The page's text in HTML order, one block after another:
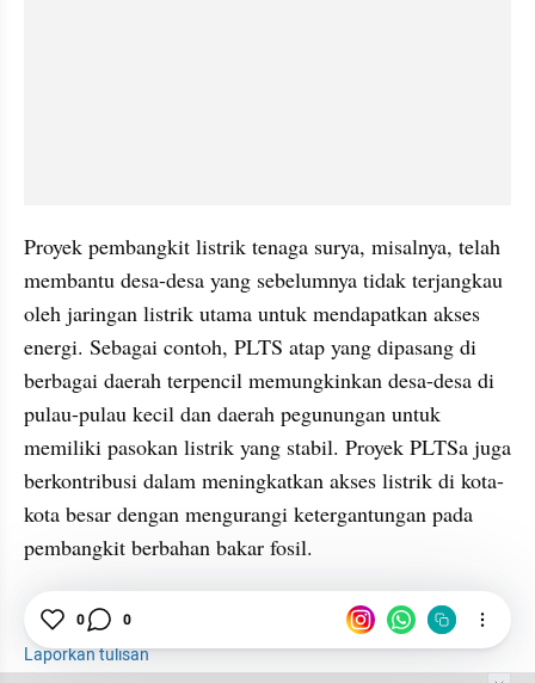
Proyek pembangkit listrik tenaga surya, misalnya, telah
membantu desa-desa yang sebelumnya tidak terjangkau
oleh jaringan listrik utama untuk mendapatkan akses
energi. Sebagai contoh, PLTS atap yang dipasang di
berbagai daerah terpencil memungkinkan desa-desa di
pulau-pulau kecil dan daerah pegunungan untuk
memiliki pasokan listrik yang stabil. Proyek PLTSa juga
berkontribusi dalam meningkatkan akses listrik di kota-
kota besar dengan mengurangi ketergantungan pada
pembangkit berbahan bakar fosil.
Sustainability
Listrik Hijau
Laporkan tulisan
0 0